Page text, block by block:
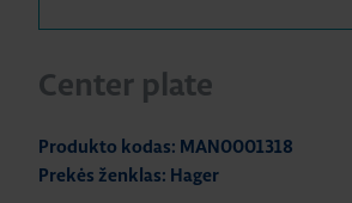
Center plate
Produkto kodas: MAN0001318
Prekės ženklas: Hager